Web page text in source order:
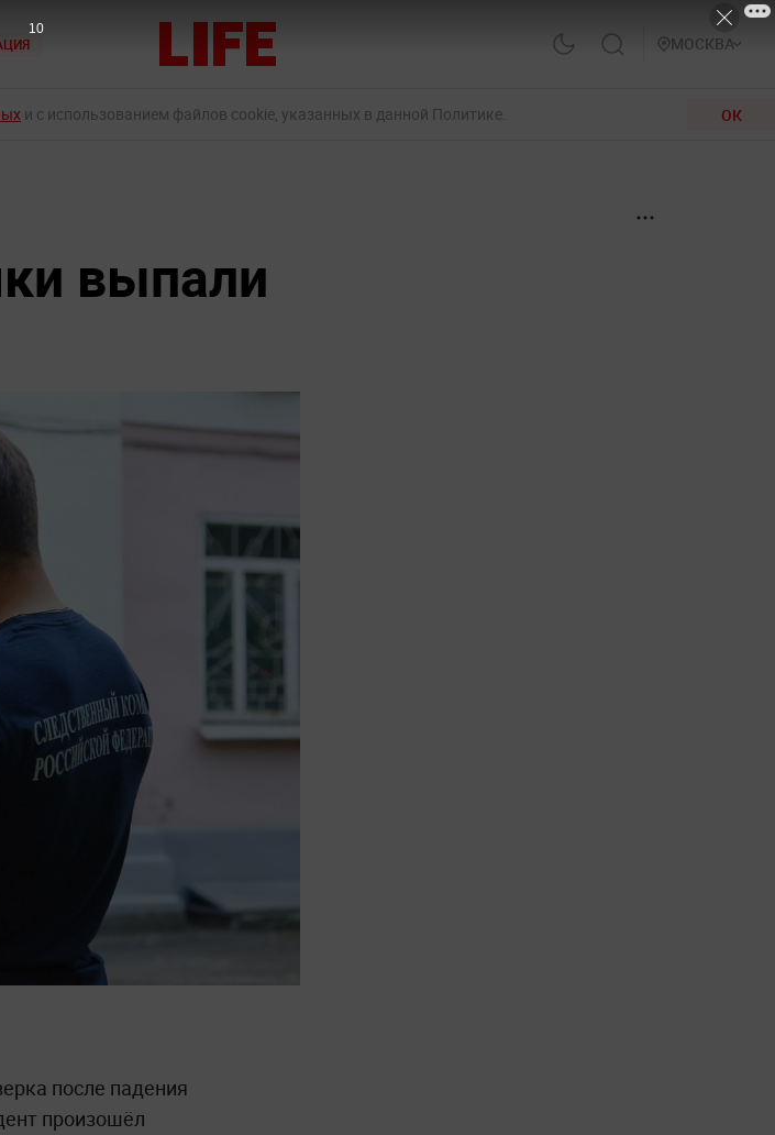
МОСКВА
и с использованием файлов cookie, указанных в данной Политике. ОК
выпали
после падения
произошёл
9